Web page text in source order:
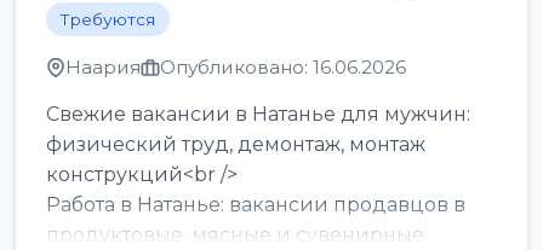
Требуются
Наария Опубликовано: 16.06.2026
Свежие вакансии в Натанье для мужчин:
физический труд, демонтаж, монтаж
конструкций<br />
Работа в Натанье: вакансии продавцов в
продуктовые, мясные и сувенирные